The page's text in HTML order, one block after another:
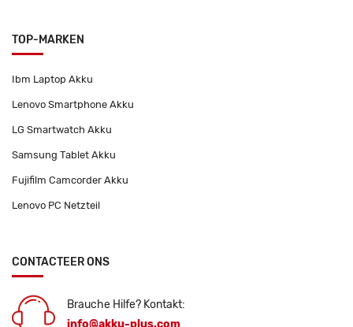
TOP-MARKEN
Ibm Laptop Akku
Lenovo Smartphone Akku
LG Smartwatch Akku
Samsung Tablet Akku
Fujifilm Camcorder Akku
Lenovo PC Netzteil
CONTACTEER ONS
Brauche Hilfe? Kontakt: